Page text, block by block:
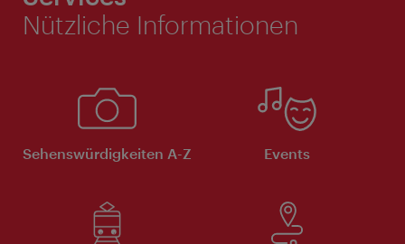
Nützliche Informationen
Sehenswürdigkeiten A-Z Events